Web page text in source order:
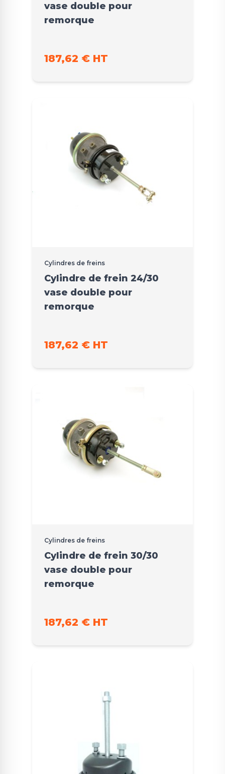
vase double pour
remorque
187,62 € HT
Cylindres de freins
Cylindre de frein 24/30
vase double pour
remorque
187,62 € HT
Cylindres de freins
Cylindre de frein 30/30
vase double pour
remorque
187,62 € HT